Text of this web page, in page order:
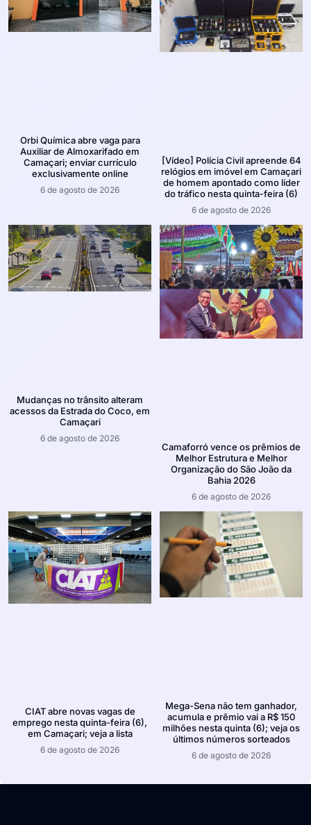
Orbi Química abre vaga para
Auxiliar de Almoxarifado em
Camaçari; enviar currículo
exclusivamente online
6 de agosto de 2026
[Vídeo] Polícia Civil apreende 64
relógios em imóvel em Camaçari
de homem apontado como líder
do tráfico nesta quinta-feira (6)
6 de agosto de 2026
Mudanças no trânsito alteram
acessos da Estrada do Coco, em
Camaçari
6 de agosto de 2026
Camaforró vence os prêmios de
Melhor Estrutura e Melhor
Organização do São João da
Bahia 2026
6 de agosto de 2026
CIAT abre novas vagas de
emprego nesta quinta-feira (6),
em Camaçari; veja a lista
6 de agosto de 2026
Mega-Sena não tem ganhador,
acumula e prêmio vai a R$ 150
milhões nesta quinta (6); veja os
últimos números sorteados
6 de agosto de 2026